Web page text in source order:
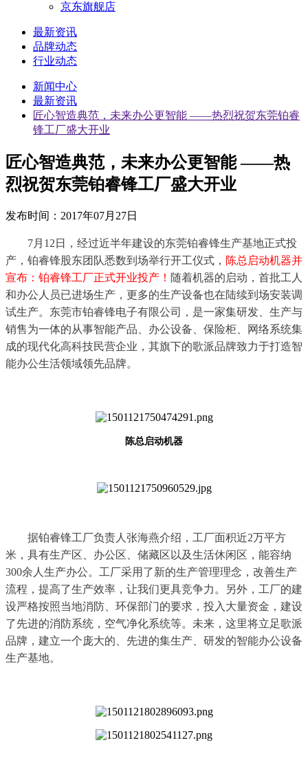
京东旗舰店
最新资讯
品牌动态
行业动态
新闻中心
最新资讯
匠心智造典范，未来办公更智能 ——热烈祝贺东莞铂睿
锋工厂盛大开业
匠心智造典范，未来办公更智能 ——热
烈祝贺东莞铂睿锋工厂盛大开业
发布时间： 2017年07月27日
7月12日，经过近半年建设的东莞铂睿锋生产基地正式投
产，铂睿锋股东团队悉数到场举行开工仪式， 陈总启动机器并
宣布：铂睿锋工厂正式开业投产！ 随着机器的启动，首批工人
和办公人员已进场生产，更多的生产设备也在陆续到场安装调
试生产。东莞市铂睿锋电子有限公司，是一家集研发、生产与
销售为一体的从事智能产品、办公设备、保险柜、网络系统集
成的现代化高科技民营企业，其旗下的歌派品牌致力于打造智
能办公生活领域领先品牌。
陈总启动机器
据铂睿锋工厂负责人张海燕介绍，工厂面积近2万平方
米，具有生产区、办公区、储藏区以及生活休闲区，能容纳
300余人生产办公。工厂采用了新的生产管理理念，改善生产
流程，提高了生产效率，让我们更具竞争力。另外，工厂的建
设严格按照当地消防、环保部门的要求，投入大量资金，建设
了先进的消防系统，空气净化系统等。未来，这里将立足歌派
品牌，建立一个庞大的、先进的集生产、研发的智能办公设备
生产基地。